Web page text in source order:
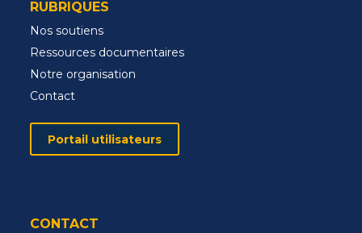
RUBRIQUES
Nos soutiens
Ressources documentaires
Notre organisation
Contact
Portail utilisateurs
CONTACT